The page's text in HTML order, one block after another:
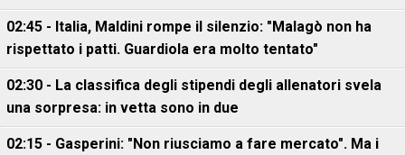
02:45 - Italia, Maldini rompe il silenzio: "Malagò non ha
rispettato i patti. Guardiola era molto tentato"
02:30 - La classifica degli stipendi degli allenatori svela
una sorpresa: in vetta sono in due
02:15 - Gasperini: "Non riusciamo a fare mercato". Ma i